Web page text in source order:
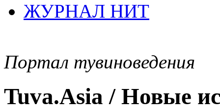
ЖУРНАЛ НИТ
Портал тувиноведения
Tuva.Asia / Новые